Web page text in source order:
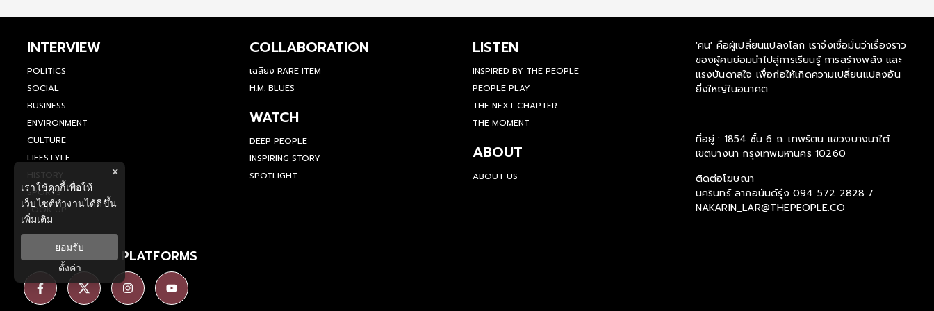
INTERVIEW
POLITICS
SOCIAL
BUSINESS
ENVIRONMENT
CULTURE
LIFESTYLE
HISTORY
SPORTS
LOOK UP
COLLABORATION
เฉลียง RARE ITEM
H.M. BLUES
WATCH
DEEP PEOPLE
INSPIRING STORY
SPOTLIGHT
LISTEN
INSPIRED BY THE PEOPLE
PEOPLE PLAY
THE NEXT CHAPTER
THE MOMENT
ABOUT
ABOUT US
'คน' คือผู้เปลี่ยนแปลงโลก เราจึงเชื่อมั่นว่าเรื่องราว
ของผู้คนย่อมนำไปสู่การเรียนรู้ การสร้างพลัง และ
แรงบันดาลใจ เพื่อก่อให้เกิดความเปลี่ยนแปลงอัน
ยิ่งใหญ่ในอนาคต
ที่อยู่ : 1854 ชั้น 6 ถ. เทพรัตน แขวงบางนาใต้
เขตบางนา กรุงเทพมหานคร 10260
ติดต่อโฆษณา
นครินทร์ ลาภอนันด์รุ่ง 094 572 2828 /
NAKARIN_LAR@THEPEOPLE.CO
SOCIAL MEDIA PLATFORMS
×
เราใช้คุกกี้เพื่อให้
เว็บไซต์ทำงานได้ดีขึ้น
เพิ่มเติม
ยอมรับ
ตั้งค่า